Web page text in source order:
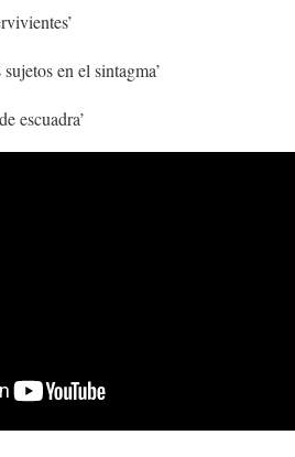
en el sintagma’
escuadra’